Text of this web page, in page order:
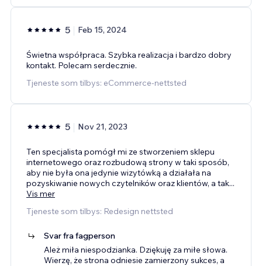
5 Feb 15, 2024
Świetna współpraca. Szybka realizacja i bardzo dobry
kontakt. Polecam serdecznie.
Tjeneste som tilbys: eCommerce-nettsted
5 Nov 21, 2023
Ten specjalista pomógł mi ze stworzeniem sklepu
internetowego oraz rozbudową strony w taki sposób,
aby nie była ona jedynie wizytówką a działała na
pozyskiwanie nowych czytelników oraz klientów, a tak...
Vis mer
Tjeneste som tilbys: Redesign nettsted
Svar fra fagperson
Ależ miła niespodzianka. Dziękuję za miłe słowa.
Wierzę, że strona odniesie zamierzony sukces, a